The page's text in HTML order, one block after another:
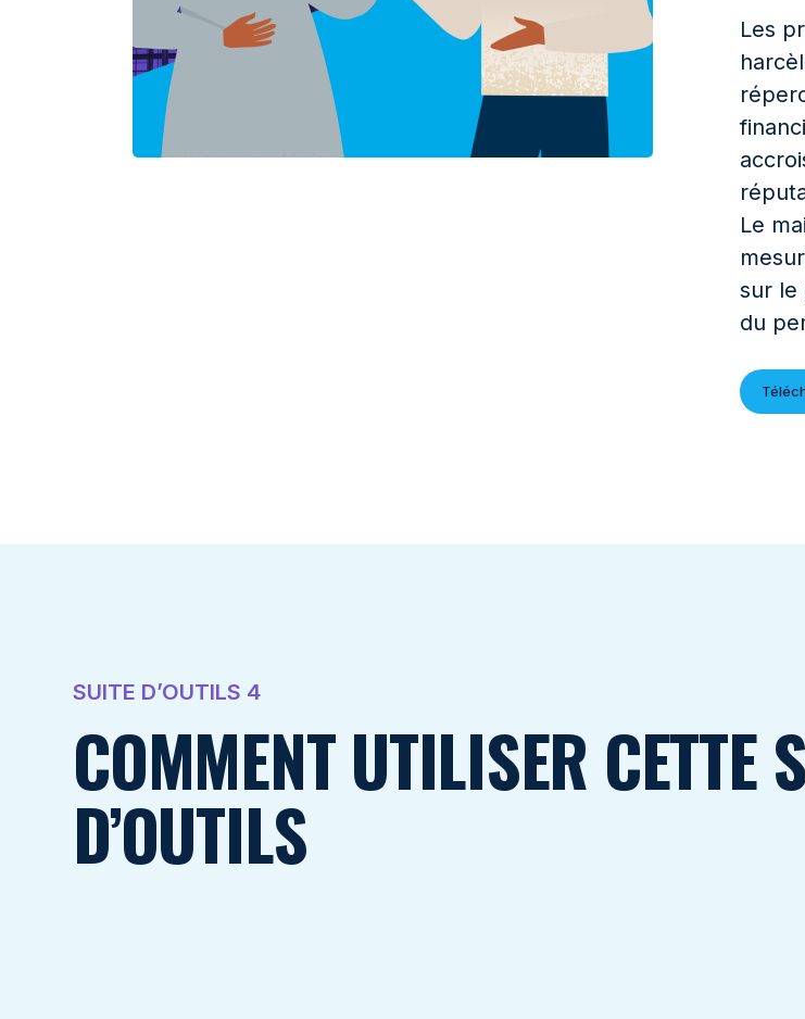
Les
Le
sur le
du
SUITE D’OUTILS 4
COMMENT UTILISER CETTE
D’OUTILS